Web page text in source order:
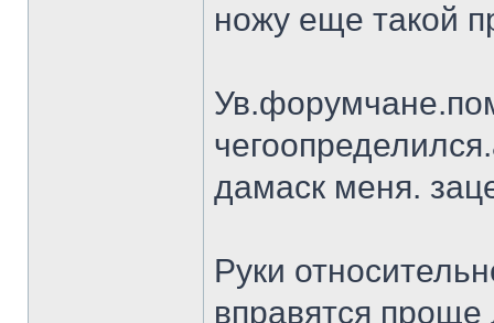
ножу еще такой
дамаск меня.
Руки
вправятся